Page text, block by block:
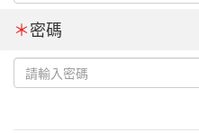
＊密碼